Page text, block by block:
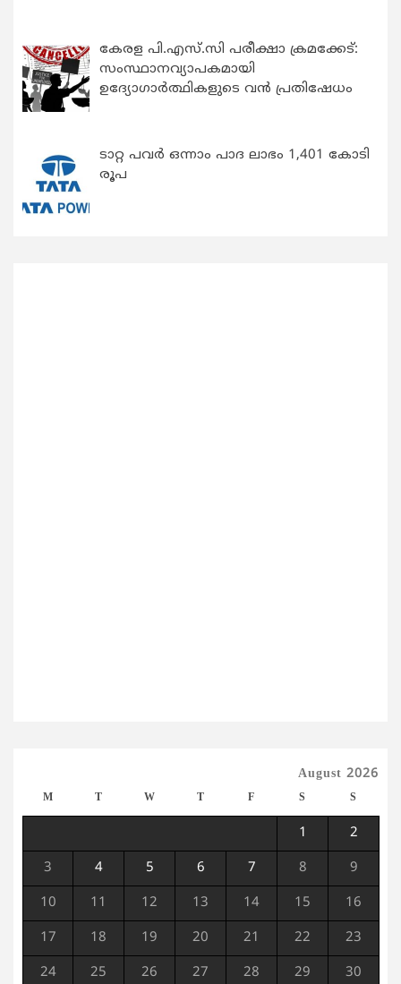
കേരള പി.എസ്.സി പരീക്ഷാ ക്രമക്കേട്:
സംസ്ഥാനവ്യാപകമായി
ഉദ്യോഗാര്‍ത്ഥികളുടെ വന്‍ പ്രതിഷേധം
ടാറ്റ പവർ ഒന്നാം പാദ ലാഭം 1,401 കോടി
രൂപ
August 2026
M T W T F S S
1 2
3 4 5 6 7 8 9
10 11 12 13 14 15 16
17 18 19 20 21 22 23
24 25 26 27 28 29 30